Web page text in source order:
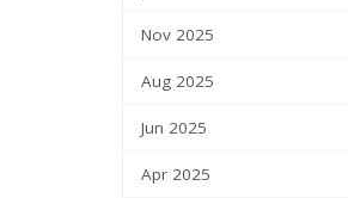
Nov 2025
Aug 2025
Jun 2025
Apr 2025